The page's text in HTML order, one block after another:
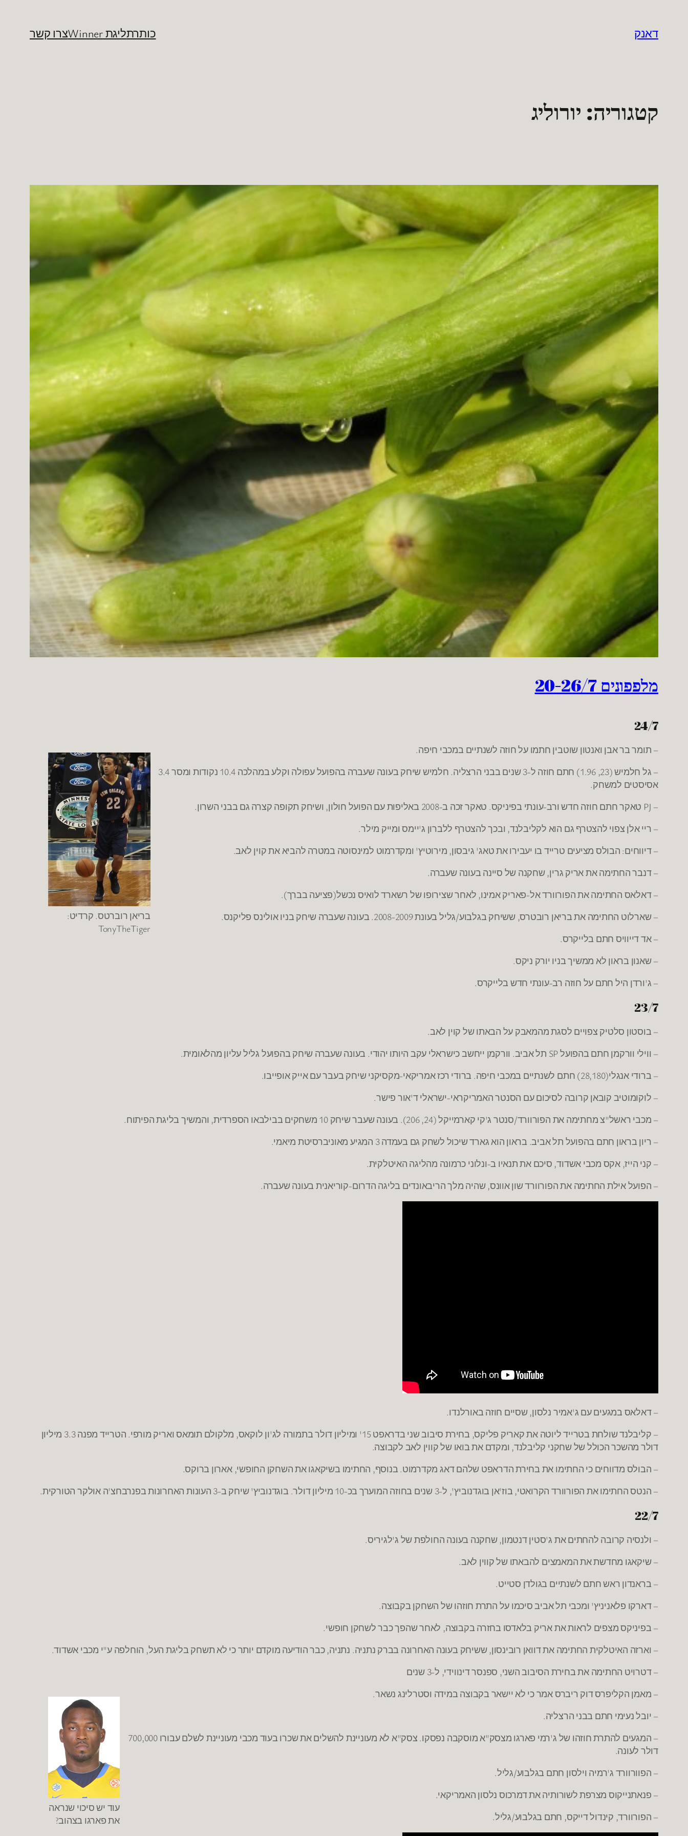
דאנק כותרתליגת Winner צרו קשר
קטגוריה: יורוליג
מלפפונים 20-26/7
24/7
בריאן רוברטס. קרדיט:
TonyTheTiger
– תומר בר אבן ואנטון שוטבין חתמו על חוזה לשנתיים במכבי חיפה.
– גל חלמיש (23, 1.96) חתם חוזה ל-3 שנים בבני הרצליה. חלמיש שיחק בעונה שעברה בהפועל עפולה וקלע במהלכה 10.4 נקודות ומסר 3.4
אסיסטים למשחק.
– PJ טאקר חתם חוזה חדש ורב-עונתי בפיניקס. טאקר זכה ב-2008 באליפות עם הפועל חולון, ושיחק תקופה קצרה גם בבני השרון.
– ריי אלן צפוי להצטרף גם הוא לקליבלנד, ובכך להצטרף ללברון ג'יימס ומייק מילר.
– דיווחים: הבולס מציעים טרייד בו יעבירו את טאג' גיבסון, מירוטיץ' ומקדרמוט למינסוטה במטרה להביא את קוין לאב.
– דנבר החתימה את אריק גרין, שחקנה של סיינה בעונה שעברה.
– דאלאס החתימה את הפורוורד אל-פאריק אמינו, לאחר שצירופו של רשארד לואיס נכשל(פציעה בברך).
– שארלוט החתימה את בריאן רובטרס, ששיחק בגלבוע/גליל בעונת 2008-2009. בעונה שעברה שיחק בניו אולינס פליקנס.
– אד דייוויס חתם בלייקרס.
– שאנון בראון לא ממשיך בניו יורק ניקס.
– ג'ורדן היל חתם על חוזה רב-עונתי חדש בלייקרס.
23/7
– בוסטון סלטיק צפויים לסגת מהמאבק על הבאתו של קוין לאב.
– ווילי וורקמן חתם בהפועל SP תל אביב. וורקמן ייחשב כישראלי עקב היותו יהודי. בעונה שעברה שיחק בהפועל גליל עליון מהלאומית.
– ברודי אנגלי(28,180) חתם לשנתיים במכבי חיפה. ברודי רכז אמריקאי-מקסיקני שיחק בעבר עם אייק אופייבו.
– לוקומוטיב קובאן קרובה לסיכום עם הסנטר האמריקראי-ישראלי ד'אור פישר.
– מכבי ראשל"צ מחתימה את הפורוורד/סנטר ג'קי קארמייקל (24, 206). בעונה שעבר שיחק 10 משחקים בבילבאו הספרדית, והמשיך בליגת הפיתוח.
– ריון בראון חתם בהפועל תל אביב. בראון הוא גארד שיכול לשחק גם בעמדה 3 המגיע מאוניברסיטת מיאמי.
– קני הייז, אקס מכבי אשדוד, סיכם את תנאיו ב-ונלוני כרמונה מהליגה האיטלקית.
– הפועל אילת החתימה את הפורוורד שון אוונס, שהיה מלך הריבאונדים בליגה הדרום-קוריאנית בעונה שעברה.
– דאלאס במגעים עם ג'אמיר נלסון, שסיים חוזה באורלנדו.
– קליבלנד שולחת בטרייד ליוטה את קאריק פליקס, בחירת סיבוב שני בדראפט 15' ומיליון דולר בתמורה לג'ון לוקאס, מלקולם תומאס ואריק מורפי. הטרייד מפנה 3.3 מיליון
דולר מהשכר הכולל של שחקני קליבלנד, ומקדם את בואו של קווין לאב לקבוצה.
– הבולס מדווחים כי החתימו את בחירת הדראפט שלהם דאג מקדרמוט. בנוסף, החתימו בשיקאגו את השחקן החופשי, אארון ברוקס.
– הנטס החתימו את הפורוורד הקרואטי, בוז'אן בוגדנוביץ', ל-3 שנים בחוזה המוערך בכ-10 מיליון דולר. בוגדנוביץ' שיחק ב-3 העונות האחרונות בפנרבחצ'ה אולקר הטורקית.
22/7
– ולנסיה קרובה להחתים את ג'סטין דנטמון, שחקנה בעונה החולפת של ג'לגיריס.
– שיקאגו מחדשת את המאמצים להבאתו של קווין לאב.
– בראנדון ראש חתם לשנתיים בגולדן סטייט.
– דארקו פלאניניץ' ומכבי תל אביב סיכמו על התרת חוזהו של השחקן בקבוצה.
– בפיניקס מצפים לראות את אריק בלאדסו בחזרה בקבוצה, לאחר שהפך כבר לשחקן חופשי.
– וארזה האיטלקית החתימה את דוואן רובינסון, ששיחק בעונה האחרונה בברק נתניה. נתניה, כבר הודיעה מוקדם יותר כי לא תשחק בליגת העל, הוחלפה ע"י מכבי אשדוד.
– דטרויט החתימה את בחירת הסיבוב השני, ספנסר דינווידי, ל-3 שנים
עוד יש סיכוי שנראה
את פארגו בצהוב?
– מאמן הקליפרס דוק ריברס אמר כי לא יישאר בקבוצה במידה וסטרלינג נשאר.
– יובל נעימי חתם בבני הרצליה.
– המגעים להתרת חוזהו של ג'רמי פארגו מצסק"א מוסקבה נפסקו. צסק"א לא מעוניינת להשלים את שכרו בעוד מכבי מעוניינת לשלם עבורו 700,000
דולר לעונה.
– הפוורוורד ג'רמיה וילסון חתם בגלבוע/גליל.
– פנאתנייקוס מצרפת לשורותיה את דמרכוס נלסון האמריקאי.
– הפורוורד, קינדול דייקס, חתם בגלבוע/גליל.